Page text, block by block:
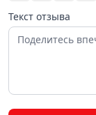
Текст отзыва